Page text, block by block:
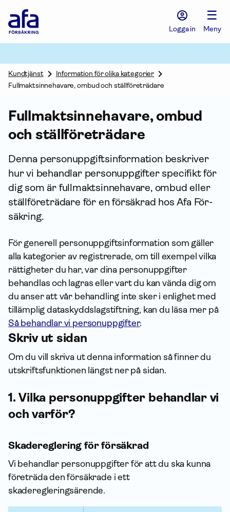
Försäkring
Logga in
☰
Meny
Kundtjänst
Information för olika kategorier
Fullmaktsinnehavare, ombud och ställföreträdare
Full­makts­innehavare, ombud
och ställföreträdare
Denna person­uppgifts­information beskriver
hur vi behandlar person­uppgifter specifikt för
dig som är full­makts­innehavare, ombud eller
ställföreträdare för en försäkrad hos Afa För­
säkring.
För generell person­uppgifts­information som gäller
alla kategorier av registrerade, om till exempel vilka
rättigheter du har, var dina person­uppgifter
behandlas och lagras eller vart du kan vända dig om
du anser att vår behandling inte sker i enlighet med
tillämplig dataskyddslagstiftning, kan du läsa mer på
Så behandlar vi personuppgifter.
Skriv ut sidan
Om du vill skriva ut denna infor­mation så finner du
utskriftsfunktionen längst ner på sidan.
1. Vilka person­uppgifter behandlar vi
och varför?
Skadereglering för försäkrad
Vi behandlar person­uppgifter för att du ska kunna
företräda den försäkrade i ett
skaderegleringsärende.